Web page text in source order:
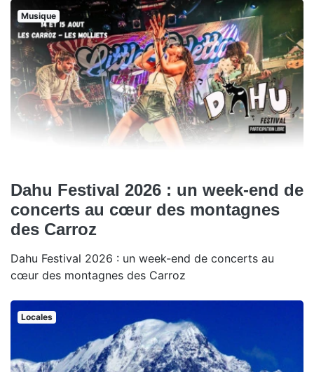
Musique
Dahu Festival 2026 : un week-end de
concerts au cœur des montagnes
des Carroz
Dahu Festival 2026 : un week-end de concerts au
cœur des montagnes des Carroz
Locales